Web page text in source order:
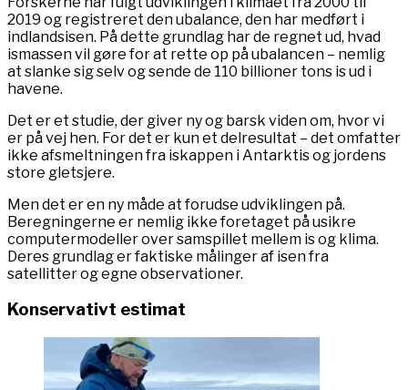
2019 og registreret den ubalance, den har medført i
indlandsisen. På dette grundlag har de regnet ud, hvad
ismassen vil gøre for at rette op på ubalancen – nemlig
at slanke sig selv og sende de 110 billioner tons is ud i
havene.
Det er et studie, der giver ny og barsk viden om, hvor vi
er på vej hen. For det er kun et delresultat – det omfatter
ikke afsmeltningen fra iskappen i Antarktis og jordens
store gletsjere.
Men det er en ny måde at forudse udviklingen på.
Beregningerne er nemlig ikke foretaget på usikre
computermodeller over samspillet mellem is og klima.
Deres grundlag er faktiske målinger af isen fra
satellitter og egne observationer.
Konservativt estimat